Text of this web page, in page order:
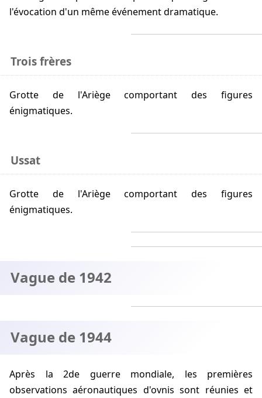
l'évocation d'un même événement dramatique.
Trois frères
Grotte de l'Ariège comportant des figures
énigmatiques.
Ussat
Grotte de l'Ariège comportant des figures
énigmatiques.
Vague de 1942
Vague de 1944
Après la 2de guerre mondiale, les premières
observations aéronautiques d'ovnis sont réunies et